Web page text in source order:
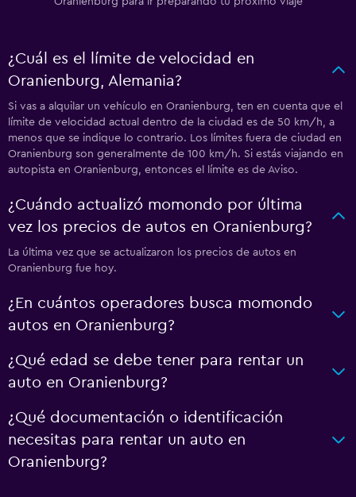
¿Cuál es el límite de velocidad en
Oranienburg, Alemania?
Si vas a alquilar un vehículo en Oranienburg, ten en cuenta que el
límite de velocidad actual dentro de la ciudad es de 50 km/h, a
menos que se indique lo contrario. Los límites fuera de ciudad en
Oranienburg son generalmente de 100 km/h. Si estás viajando en
autopista en Oranienburg, entonces el límite es de Aviso.
¿Cuándo actualizó momondo por última
vez los precios de autos en Oranienburg?
La última vez que se actualizaron los precios de autos en
Oranienburg fue hoy.
¿En cuántos operadores busca momondo
autos en Oranienburg?
¿Qué edad se debe tener para rentar un
auto en Oranienburg?
¿Qué documentación o identificación
necesitas para rentar un auto en
Oranienburg?